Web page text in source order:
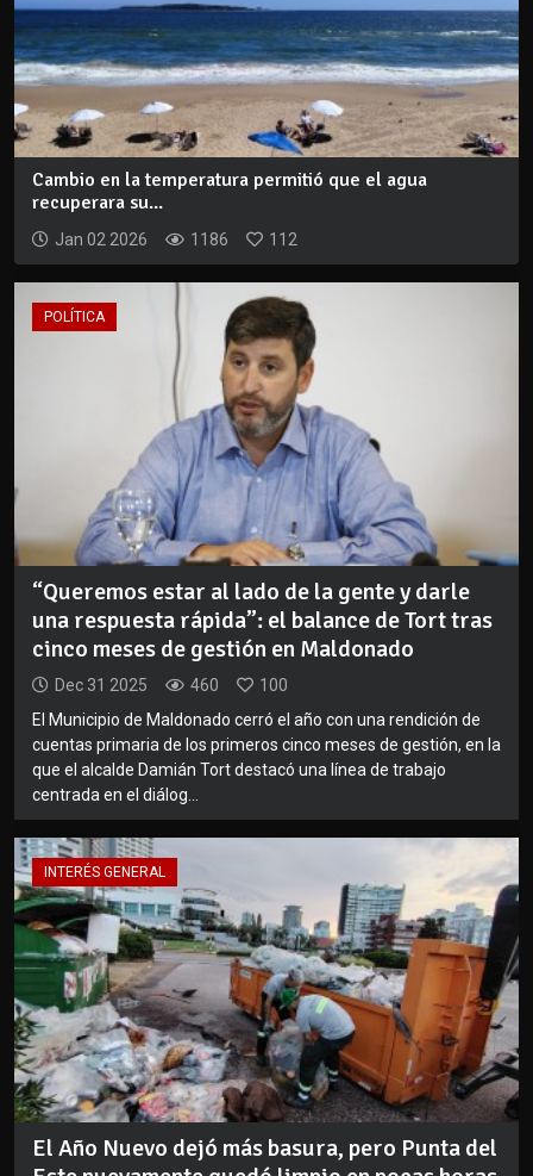
Cambio en la temperatura permitió que el agua
recuperara su...
Jan 02 2026 1186 112
POLÍTICA
“Queremos estar al lado de la gente y darle
una respuesta rápida”: el balance de Tort tras
cinco meses de gestión en Maldonado
Dec 31 2025 460
100
El Municipio de Maldonado cerró el año con una rendición de
cuentas primaria de los primeros cinco meses de gestión, en la
que el alcalde Damián Tort destacó una línea de trabajo
centrada en el diálog...
INTERÉS GENERAL
El Año Nuevo dejó más basura, pero Punta del